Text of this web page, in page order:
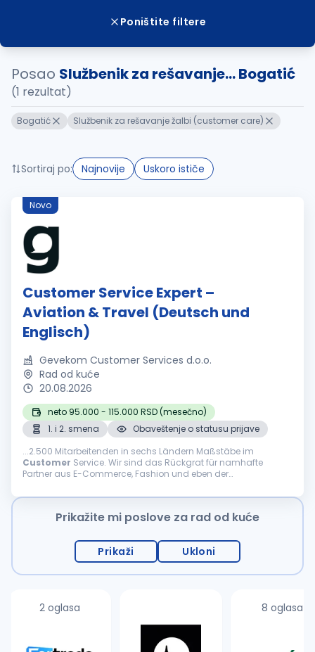
Poništite filtere
Posao Službenik za rešavanje... Bogatić
(1 rezultat)
Bogatić Službenik za rešavanje žalbi (customer care)
Sortiraj po: Najnovije Uskoro ističe
Novo
Customer Service Expert –
Aviation & Travel (Deutsch und
Englisch)
Gevekom Customer Services d.o.o.
Rad od kuće
20.08.2026
neto 95.000 - 115.000 RSD (mesečno)
1. i 2. smena
Obaveštenje o statusu prijave
...2.500 Mitarbeitenden in sechs Ländern Maßstäbe im
Customer Service. Wir sind das Rückgrat für namhafte
Partner aus E-Commerce, Fashion und eben der
Innovation und...
Prikažite mi poslove za rad od kuće
Prikaži Ukloni
2 oglasa 8 oglasa